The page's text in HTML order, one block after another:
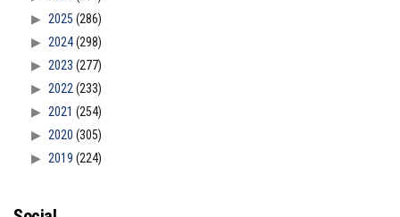
2025 (286)
2024(298)
2023 (277)
2022 (233)
2021 (254)
2020 (305)
2019 (224)